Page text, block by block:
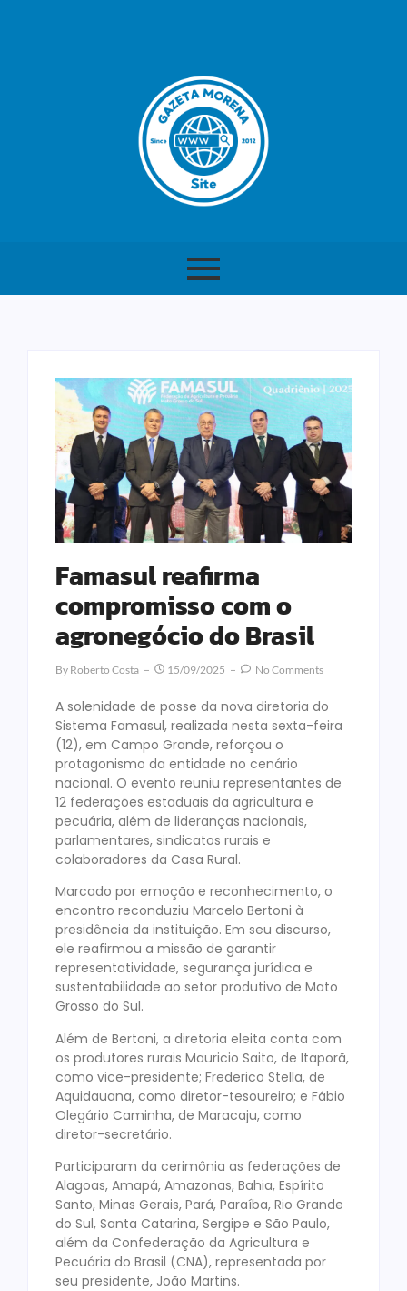
Famasul reafirma
compromisso com o
agronegócio do Brasil
By Roberto Costa 15/09/2025 No Comments
A solenidade de posse da nova diretoria do
Sistema Famasul, realizada nesta sexta-feira
(12), em Campo Grande, reforçou o
protagonismo da entidade no cenário
nacional. O evento reuniu representantes de
12 federações estaduais da agricultura e
pecuária, além de lideranças nacionais,
parlamentares, sindicatos rurais e
colaboradores da Casa Rural.
Marcado por emoção e reconhecimento, o
encontro reconduziu Marcelo Bertoni à
presidência da instituição. Em seu discurso,
ele reafirmou a missão de garantir
representatividade, segurança jurídica e
sustentabilidade ao setor produtivo de Mato
Grosso do Sul.
Além de Bertoni, a diretoria eleita conta com
os produtores rurais Mauricio Saito, de Itaporã,
como vice-presidente; Frederico Stella, de
Aquidauana, como diretor-tesoureiro; e Fábio
Olegário Caminha, de Maracaju, como
diretor-secretário.
Participaram da cerimônia as federações de
Alagoas, Amapá, Amazonas, Bahia, Espírito
Santo, Minas Gerais, Pará, Paraíba, Rio Grande
do Sul, Santa Catarina, Sergipe e São Paulo,
além da Confederação da Agricultura e
Pecuária do Brasil (CNA), representada por
seu presidente, João Martins.